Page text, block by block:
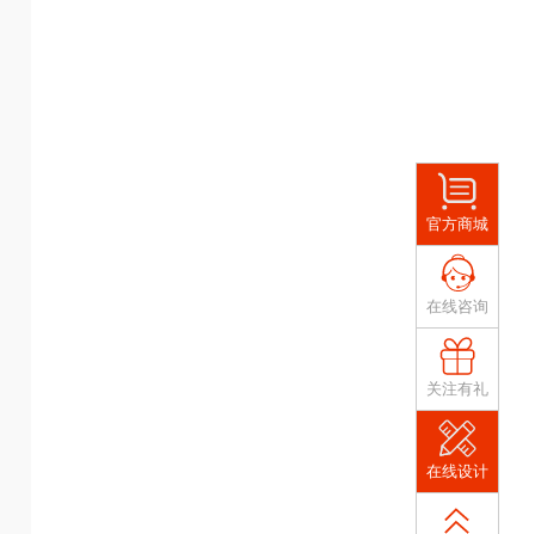
官方商城
在线咨询
关注有礼
在线设计